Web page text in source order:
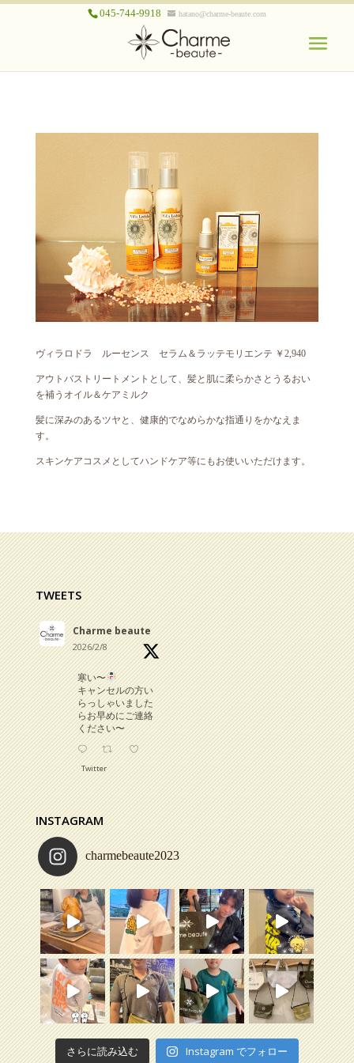
045-744-9918 hatano@charme-beaute.com
ヴィラロドラ ルーセンス セラム＆ラッテモリエンテ ￥2,940
アウトバストリートメントとして、髪と肌に柔らかさとうるおい
を補うオイル＆ケアミルク
髪に深みのあるツヤと、健康的でなめらかな指通りをかなえま
す。
スキンケアコスメとしてハンドケア等にもお使いいただけます。
TWEETS
Charme beaute
2026/2/8
寒い〜
キャンセルの方い
らっしゃいました
らお早めにご連絡
ください〜
Twitter
2025/4/3
お知らせです
ます
シャンプー、スタ
イリング剤など商
品も4月5月から値
上げの商品があり
ますので、必要な
方はお早めにお買
い求めください
宜しくお願いしま
す
Twitter
INSTAGRAM
charmebeaute2023
さらに読み込む Instagram でフォロー